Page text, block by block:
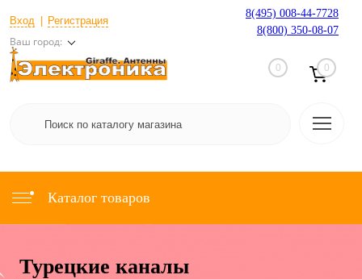
Вход Регистрация
Ваш город:
8(495) 008-44-7728
8(800) 350-08-07
0 0
Каталог товаров
Турецкие каналы